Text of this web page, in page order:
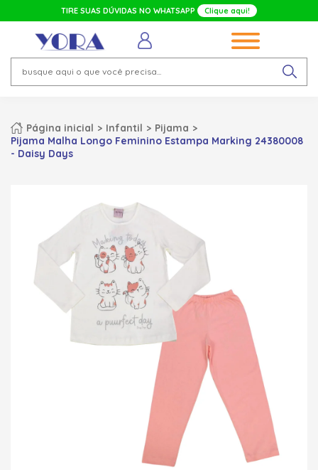
TIRE SUAS DÚVIDAS NO WHATSAPP Clique aqui!
Página inicial Infantil
Pijama
Pijama Malha Longo Feminino Estampa Marking 24380008
- Daisy Days